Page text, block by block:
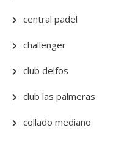
central padel
challenger
club delfos
club las palmeras
collado mediano